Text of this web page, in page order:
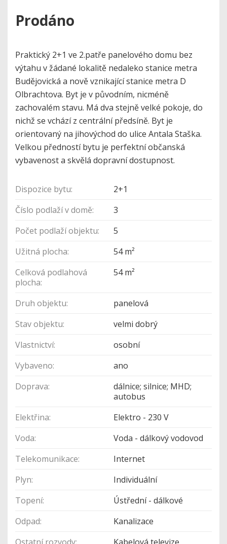
Prodáno
Praktický 2+1 ve 2.patře panelového domu bez
výtahu v žádané lokalitě nedaleko stanice metra
Budějovická a nově vznikající stanice metra D
Olbrachtova. Byt je v původním, nicméně
zachovalém stavu. Má dva stejně velké pokoje, do
nichž se vchází z centrální předsíně. Byt je
orientovaný na jihovýchod do ulice Antala Staška.
Velkou předností bytu je perfektní občanská
vybavenost a skvělá dopravní dostupnost.
Dispozice bytu:
2+1
Číslo podlaží v domě:
3
Počet podlaží objektu:
5
Užitná plocha:
54 m²
Celková podlahová
plocha:
54 m²
Druh objektu:
panelová
Stav objektu:
velmi dobrý
Vlastnictví:
osobní
Vybaveno:
ano
Doprava:
dálnice; silnice; MHD;
autobus
Elektřina:
Elektro - 230 V
Voda:
Voda - dálkový vodovod
Telekomunikace:
Internet
Plyn:
Individuální
Topení:
Ústřední - dálkové
Odpad:
Kanalizace